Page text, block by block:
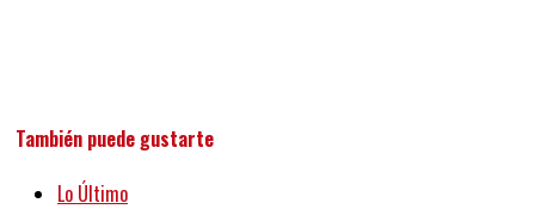
También puede gustarte
Lo Último